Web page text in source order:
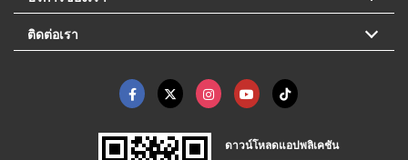
ติดต่อเรา
ดาวน์โหลดแอปพลิเคชัน